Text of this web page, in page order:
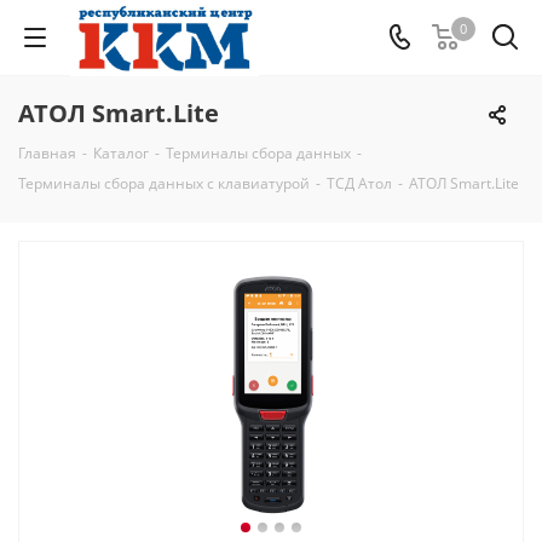
0
АТОЛ Smart.Lite
Главная - Каталог - Терминалы сбора данных -
Терминалы сбора данных с клавиатурой - ТСД Атол - АТОЛ Smart.Lite